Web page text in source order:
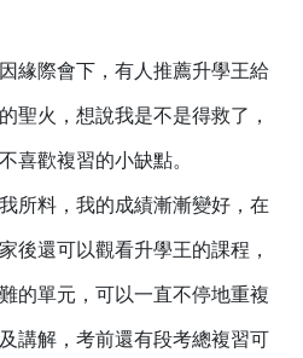
際會下，有人推薦升學王給
聖火，想說我是不是得救了，
喜歡複習的小缺點。
料，我的成績漸漸變好，在
後還可以觀看升學王的課程，
的單元，可以一直不停地重複
講解，考前還有段考總複習可